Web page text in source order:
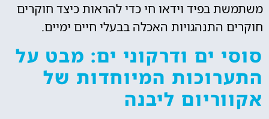
משתמשת בפיד וידאו חי כדי להראות כיצד חוקרים
חוקרים התנהגויות האכלה בבעלי חיים ימיים.
סוסי ים ודרקוני ים: מבט על
התערוכות המיוחדות של
אקווריום ליבנה